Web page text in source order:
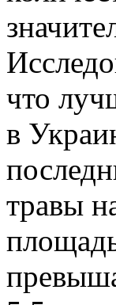
что
в
травы